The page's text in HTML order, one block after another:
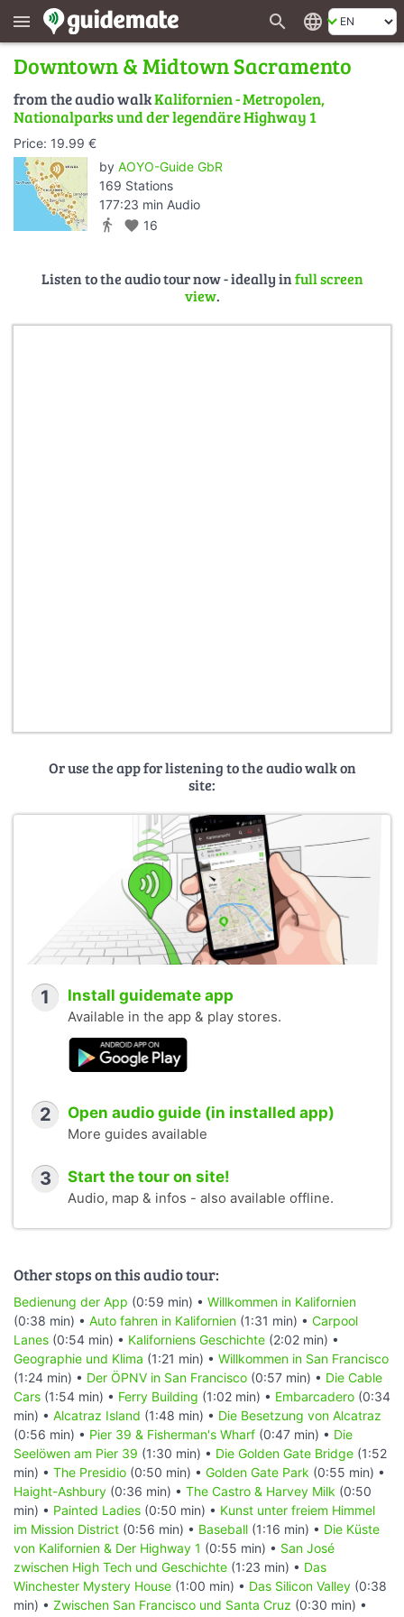
menu search language
Downtown & Midtown Sacramento
from the audio walkKalifornien - Metropolen,
Nationalparks und der legendäre Highway 1
Price: 19.99 €
by AOYO-Guide GbR
169 Stations
177:23 min Audio
directions_walk favorite 16
Listen to the audio tour now - ideally infull screen
view.
Or use the app for listening to the audio walk on
site:
1 Install guidemate app
Available in the app & play stores.
2 Open audio guide (in installed app)
More guides available
3 Start the tour on site!
Audio, map & infos - also available offline.
Other stops on this audio tour:
Bedienung der App (0:59 min) • Willkommen in Kalifornien
(0:38 min) • Auto fahren in Kalifornien (1:31 min) • Carpool
Lanes (0:54 min) • Kaliforniens Geschichte (2:02 min) •
Geographie und Klima (1:21 min) • Willkommen in San Francisco
(1:24 min) • Der ÖPNV in San Francisco (0:57 min) • Die Cable
Cars (1:54 min) • Ferry Building (1:02 min) • Embarcadero (0:34
min) • Alcatraz Island (1:48 min) • Die Besetzung von Alcatraz
(0:56 min) • Pier 39 & Fisherman's Wharf (0:47 min) • Die
Seelöwen am Pier 39 (1:30 min) • Die Golden Gate Bridge (1:52
min) • The Presidio (0:50 min) • Golden Gate Park (0:55 min) •
Haight-Ashbury (0:36 min) • The Castro & Harvey Milk (0:50
min) • Painted Ladies (0:50 min) • Kunst unter freiem Himmel
im Mission District (0:56 min) • Baseball (1:16 min) • Die Küste
von Kalifornien & Der Highway 1 (0:55 min) • San José
zwischen High Tech und Geschichte (1:23 min) • Das
Winchester Mystery House (1:00 min) • Das Silicon Valley (0:38
min) • Zwischen San Francisco und Santa Cruz (0:30 min) •